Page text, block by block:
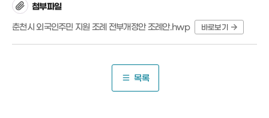
첨부파일
춘천시 외국인주민 지원 조례 전부개정안 조례안.hwp
바로보기
목록